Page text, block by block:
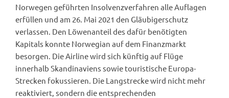
Norwegen geführten Insolvenzverfahren alle Auflagen
erfüllen und am 26. Mai 2021 den Gläubigerschutz
verlassen. Den Löwenanteil des dafür benötigten
Kapitals konnte Norwegian auf dem Finanzmarkt
besorgen. Die Airline wird sich künftig auf Flüge
innerhalb Skandinaviens sowie touristische Europa-
Strecken fokussieren. Die Langstrecke wird nicht mehr
reaktiviert, sondern die entsprechenden